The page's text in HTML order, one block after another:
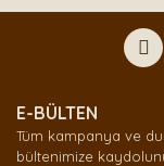
formunu
Görüş ve
Ürün
Ürün
E-BÜLTEN
Tüm kampanya ve
bültenimize